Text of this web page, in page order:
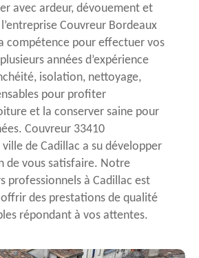
avec ardeur, dévouement et
Couvreur Bordeaux
compétence pour effectuer vos
années d’expérience
isolation, nettoyage,
pour profiter
et la conserver saine pour
Couvreur 33410
de Cadillac a su développer
de vous satisfaire. Notre
professionnels à Cadillac est
des prestations de qualité
répondant à vos attentes.